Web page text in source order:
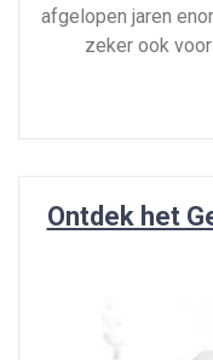
afgelopen jaren
zeker ook
Ontdek het